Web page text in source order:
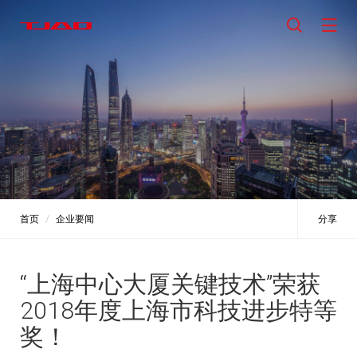
首页 企业要闻 分享
“上海中心大厦关键技术”荣获
2018年度上海市科技进步特等
奖！